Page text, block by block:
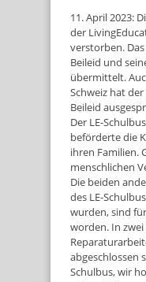
11. April 2023:
der
verstorben.
Beileid und
übermittelt.
Schweiz hat
Beileid
Der LE-
beförderte die
ihren Familien.
menschlichen
Die beiden
des LE-
wurden, sind
worden. In
abgeschlossen
Schulbus, wir